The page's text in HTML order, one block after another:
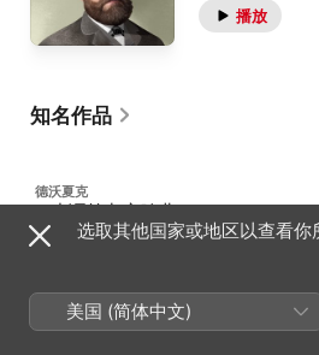
播放
知名作品
德沃夏克
E 小调第九交响曲
B 178 · 自新大陆
德沃夏克
选取其他国家或地区以查看你
美国 (简体中文)